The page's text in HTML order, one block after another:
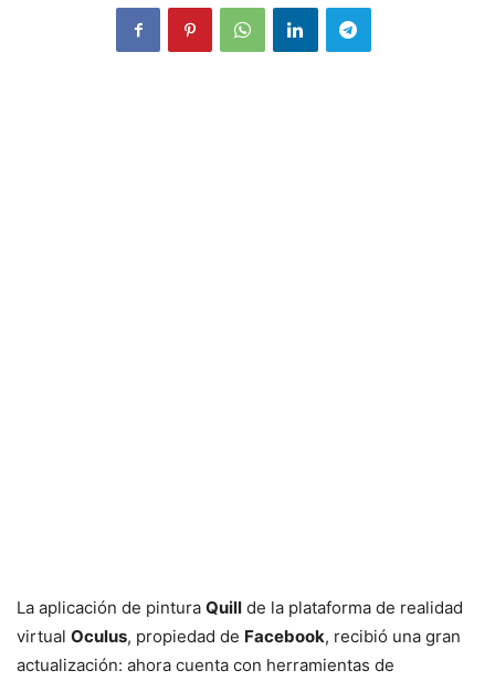
La aplicación de pintura Quill de la plataforma de realidad
virtual Oculus, propiedad de Facebook, recibió una gran
actualización: ahora cuenta con herramientas de